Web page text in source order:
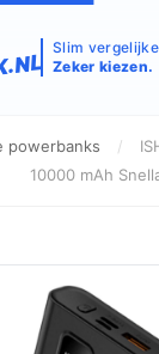
Slim
Zeker kiezen.
powerbanks /
10000 mAh